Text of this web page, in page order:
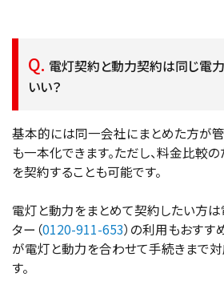
電灯契約と動力契約は同じ電
いい？
基本的には同一会社にまとめた方が管
も一本化できます。ただし、料金比較
を契約することも可能です。
電灯と動力をまとめて契約したい方
ター（0120-911-653）の利用もおすす
が電灯と動力を合わせて手続きまで
す。